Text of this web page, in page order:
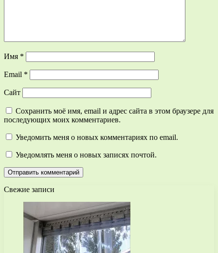
Имя *
Email *
Сайт
Сохранить моё имя, email и адрес сайта в этом браузере для
последующих моих комментариев.
Уведомить меня о новых комментариях по email.
Уведомлять меня о новых записях почтой.
Свежие записи